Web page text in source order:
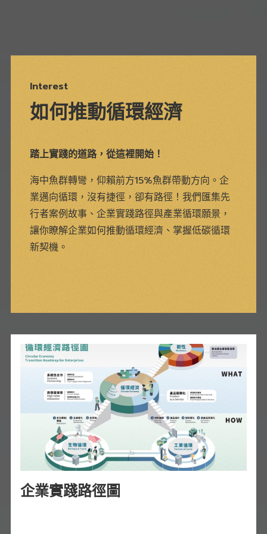
Interest
如何推動循環經濟
踏上實踐的道路，從這裡開始！
海中魚群轉彎，仰賴前方15%魚群帶動方向。企
業邁向循環，沒有捷徑，卻有路徑！我們匯集先
行者案例故事、企業實踐路徑與產業循環願景，
讓你瞭解企業如何推動循環經濟、掌握低碳循環
新契機。
企業實踐路徑圖